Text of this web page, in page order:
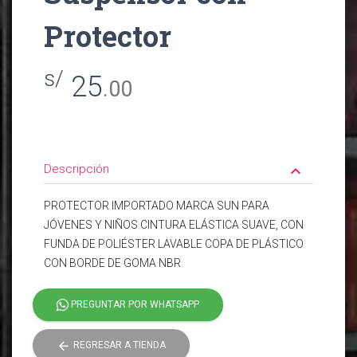
Protector
s/ 25.00
Descripción keyboard_arrow_down
PROTECTOR IMPORTADO MARCA SUN PARA
JÓVENES Y NIÑOS CINTURA ELÁSTICA SUAVE, CON
FUNDA DE POLIÉSTER LAVABLE COPA DE PLÁSTICO
CON BORDE DE GOMA NBR
PREGUNTAR POR WHATSAPP
arrow_back REGRESAR A TIENDA